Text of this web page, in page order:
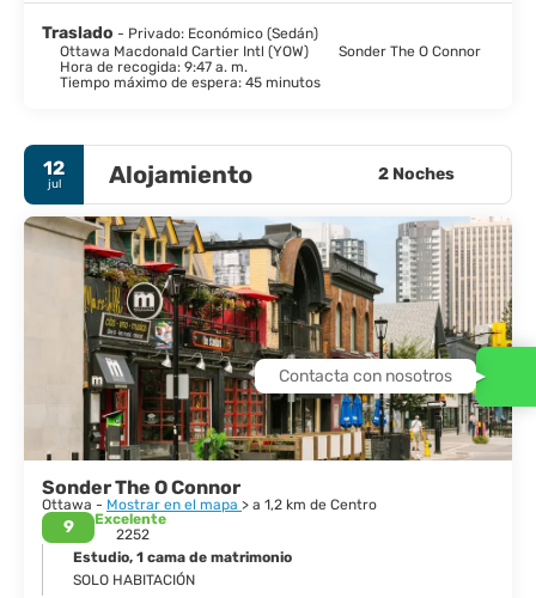
arquitectura Art Deco. Un sitio del patrimonio mundial de la
UNESCO, el Canal Rideau ofrece excelentes vistas de la ciudad.
En invierno, se transforma en una pista de patinaje masiva.
También hay dos museos notables, la Galería Nacional de
La capital de Canadá difícilmente podría ser más hermosa.
Dinámico, sociable, bilingüe, la ciudad cuenta con festivales,
parques, teatros, museos, restaurantes, tiendas y suficientes
lugares para cumplir con las expectativas de los visitantes más
Traslado - Privado: Económico (Sedán)
Ottawa Macdonald Cartier Intl (YOW)
Sonder The O Connor
Hora de recogida: 9:47 a. m.
Tiempo máximo de espera: 45 minutos
12
jul Alojamiento 2 Noches
Sonder The O Connor
Ottawa - Mostrar en el mapa > a 1,2 km de Centro
9
Excelente
2252
Estudio, 1 cama de matrimonio
SOLO HABITACIÓN
Contacta con nosotros